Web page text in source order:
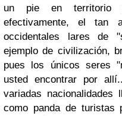
un pie en territorio
efectivamente, el tan
occidentales lares de
ejemplo de civilización,
pues los únicos seres
usted encontrar por
variadas
como panda de turistas